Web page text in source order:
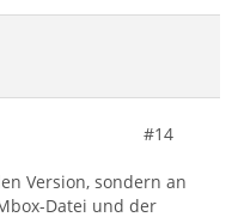
#14
Version, sondern an
Datei und der